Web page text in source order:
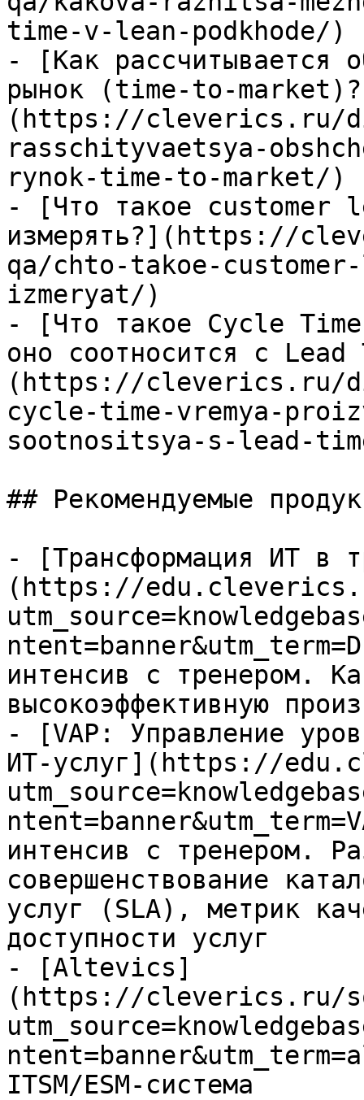
time-v-lean-podkhode/)
- [Как рассчитывается
рынок (time-to-
(https://cleverics.ru/
rasschityvaetsya-
rynok-time-to-market/)
- [Что такое customer
измерять?](https://
qa/chto-takoe-
izmeryat/)
- [Что такое Cycle
оно соотносится с Lead
(https://cleverics.ru/
cycle-time-vremya-
sootnositsya-s-lead-
## Рекомендуемые
- [Трансформация ИТ в
(https://
интенсив с тренером.
высокоэффективную
- [VAP: Управление
ИТ-услуг](https://
интенсив с тренером.
совершенствование
услуг (SLA), метрик
доступности услуг
- [Altevics]
(https://cleverics.ru/
ITSM/ESM-система